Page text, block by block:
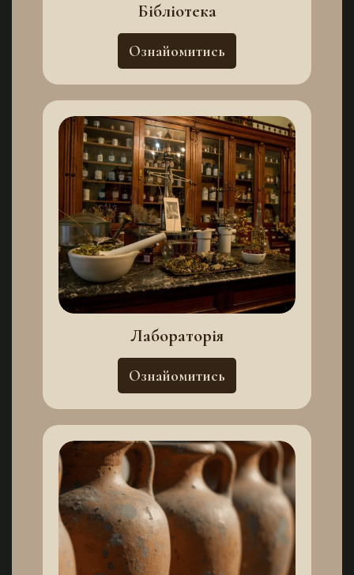
Бібліотека
Ознайомитись
Лабораторія
Ознайомитись